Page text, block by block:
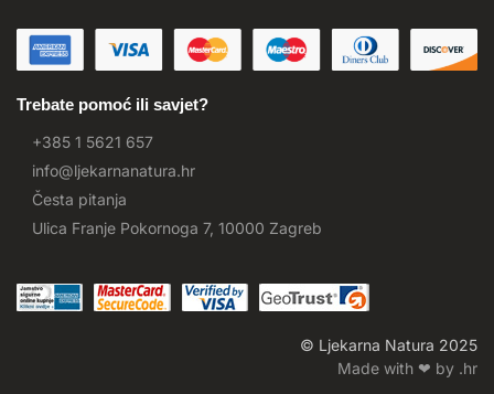
Trebate pomoć ili savjet?
+385 1 5621 657
info@ljekarnanatura.hr
Česta pitanja
Ulica Franje Pokornoga 7, 10000 Zagreb
© Ljekarna Natura 2025
Made with ❤ by .hr